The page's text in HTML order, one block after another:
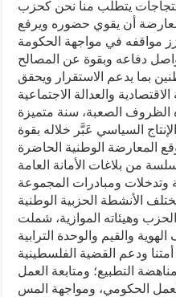
يتطلب منا نحن كحزب
أن يقوي حضوره ويرفع
مواقفه في مواجهة الحكومة
دفاعه وبقوة عن المصالح
بما يدعم الاستقرار ويحقق
الصعبة، سنة متميزة
السياسي عَبَّر خلاله بقوة
المعارضة الوطنية الحاضرة
من بلاغات الأمانة العامة
وتدخلات ومبادرات المجموعة
الأنشطة الحزبية الوطنية
وهيئاته الموازية، شملت
والقيم والوحدة الترابية
ودعم القضية الفلسطينية
التطبيع؛ ومتابعة العمل
الحكومي، ومواجهة المس